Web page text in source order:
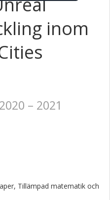
inom
– 2021
Tillämpad matematik och